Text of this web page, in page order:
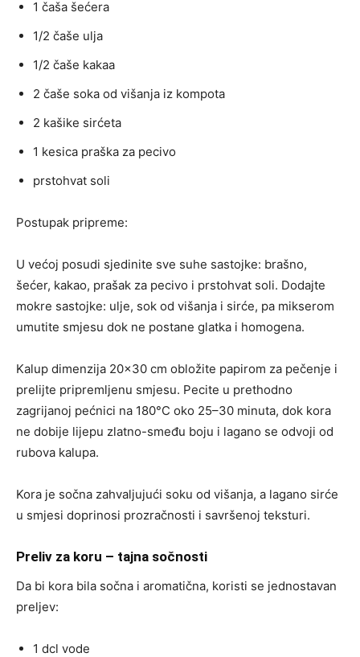
1 čaša šećera
1/2 čaše ulja
1/2 čaše kakaa
2 čaše soka od višanja iz kompota
2 kašike sirćeta
1 kesica praška za pecivo
prstohvat soli
Postupak pripreme:
U većoj posudi sjedinite sve suhe sastojke: brašno,
šećer, kakao, prašak za pecivo i prstohvat soli. Dodajte
mokre sastojke: ulje, sok od višanja i sirće, pa mikserom
umutite smjesu dok ne postane glatka i homogena.
Kalup dimenzija 20×30 cm obložite papirom za pečenje i
prelijte pripremljenu smjesu. Pecite u prethodno
zagrijanoj pećnici na 180°C oko 25–30 minuta, dok kora
ne dobije lijepu zlatno-smeđu boju i lagano se odvoji od
rubova kalupa.
Kora je sočna zahvaljujući soku od višanja, a lagano sirće
u smjesi doprinosi prozračnosti i savršenoj teksturi.
Preliv za koru – tajna sočnosti
Da bi kora bila sočna i aromatična, koristi se jednostavan
preljev:
1 dcl vode